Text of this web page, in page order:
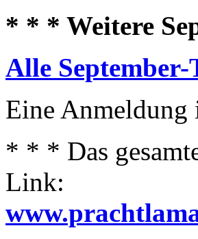
* * * Weitere
Alle
Eine
* * * Das
Link: